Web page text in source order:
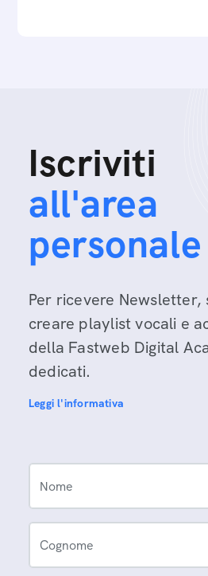
Iscriviti
all'area
personale
Per ricevere Newsletter,
creare playlist vocali e
della Fastweb Digital
dedicati.
Leggi l'informativa
Nome
Cognome